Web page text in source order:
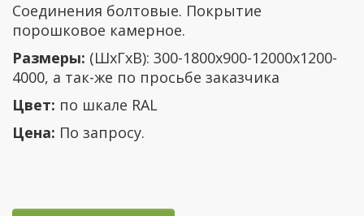
Соединения болтовые. Покрытие
порошковое камерное.
Размеры: (ШхГхВ): 300-1800х900-12000х1200-
4000, а так-же по просьбе заказчика
Цвет: по шкале RAL
Цена: По запросу.